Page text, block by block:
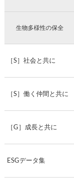
生物多様性の保全
［S］社会と共に
［S］働く仲間と共に
［G］成長と共に
ESGデータ集